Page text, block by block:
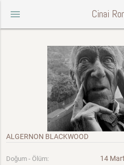
menu Cinai
ALGERNON BLACKWOOD
Doğum - Ölüm: 14